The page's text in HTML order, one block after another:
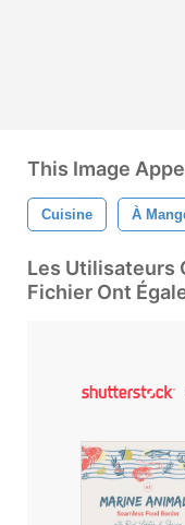
This Image
Cuisine À
Les Utilisateurs
Fichier Ont